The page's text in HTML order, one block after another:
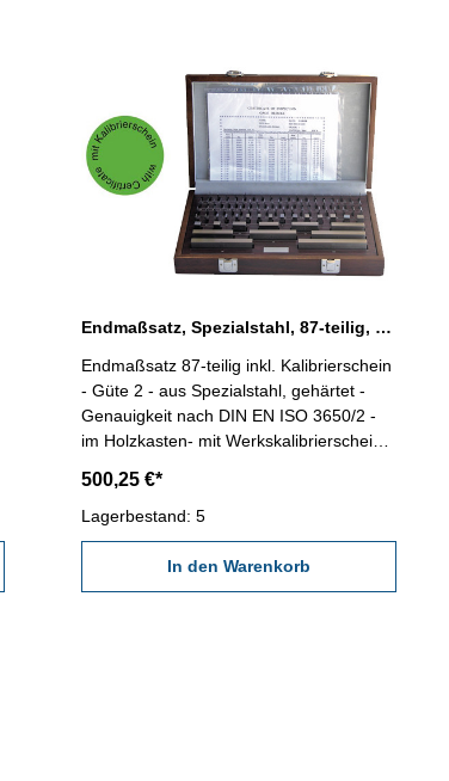
Endmaßsatz, Spezialstahl, 87-teilig, Güte 2 inkl. Kalibrierschein
Endmaßsatz 87-teilig inkl. Kalibrierschein
- Güte 2 - aus Spezialstahl, gehärtet -
Genauigkeit nach DIN EN ISO 3650/2 -
im Holzkasten- mit Werkskalibrierschein
1,009 / 49 x 1,01-1,49 / 19 x 0,5-9,5 / 10
x 10-100
500,25 €*
Lagerbestand: 5
In den Warenkorb